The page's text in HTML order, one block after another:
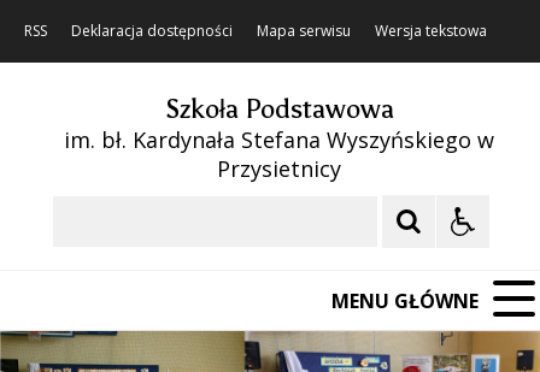
RSS Deklaracja dostępności Mapa serwisu Wersja tekstowa
Szkoła Podstawowa
im. bł. Kardynała Stefana Wyszyńskiego w
Przysietnicy
MENU GŁÓWNE